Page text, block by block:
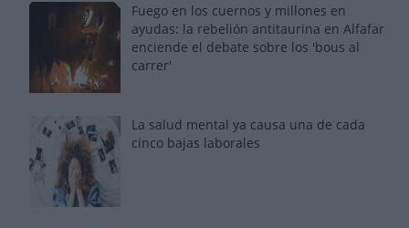
Fuego en los cuernos y millones en
ayudas: la rebelión antitaurina en Alfafar
enciende el debate sobre los 'bous al
carrer'
La salud mental ya causa una de cada
cinco bajas laborales